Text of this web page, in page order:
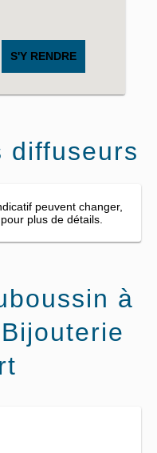
S'Y RENDRE
diffuseurs
peuvent changer,
plus de détails.
à